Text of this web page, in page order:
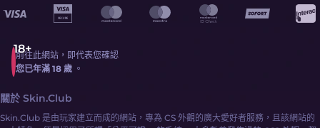
前往此網站，即代表您確認
您已年滿 18 歲 。
關於 Skin.Club
Skin.Club 是由玩家建立而成的網站，專為 CS 外觀的廣大愛好者服務，且該網站的